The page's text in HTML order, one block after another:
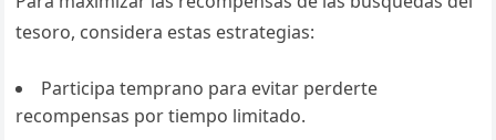
tesoro, considera estas estrategias:
Participa temprano para evitar perderte
recompensas por tiempo limitado.